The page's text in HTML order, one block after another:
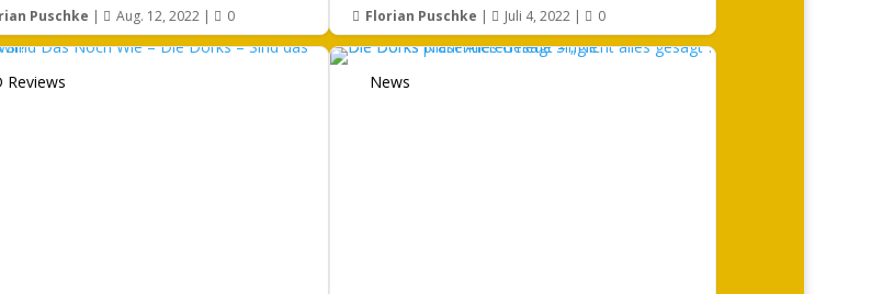
Puschke |  Aug. 12, 2022 |  0  Florian Puschke |  Juli 4, 2022|  0
Reviews News